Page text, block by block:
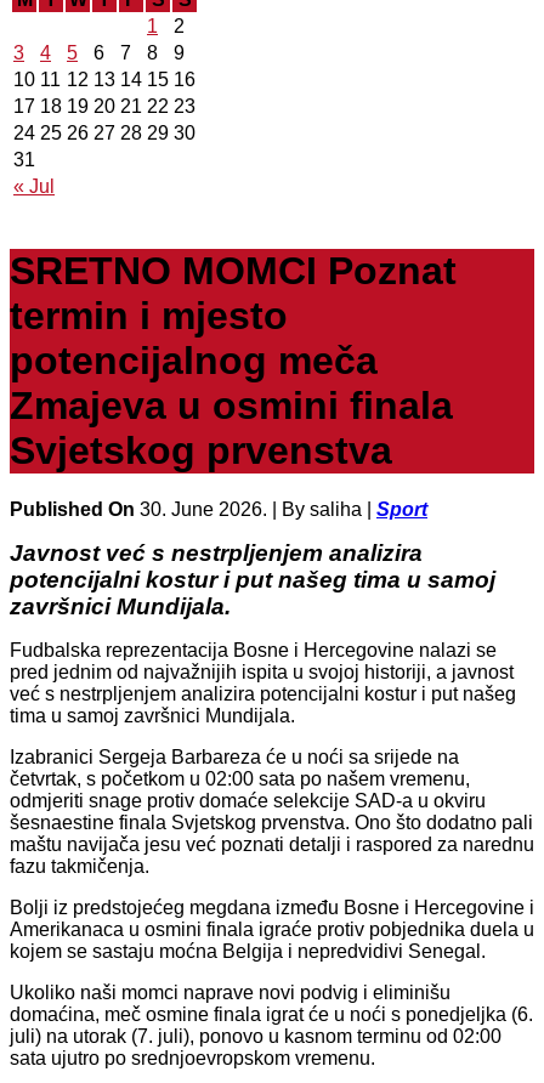
« Jul
1
2
3
4 5 6 7 8
9
10 11 12 13 14 15 16
17 18 19 20 21 22 23
24 25 26 27 28 29 30
31
SRETNO MOMCI Poznat
termin i mjesto
potencijalnog meča
Zmajeva u osmini finala
Svjetskog prvenstva
Published On 30. June 2026. | By saliha | Sport
Javnost već s nestrpljenjem analizira
potencijalni kostur i put našeg tima u samoj
završnici Mundijala.
Fudbalska reprezentacija Bosne i Hercegovine nalazi se
pred jednim od najvažnijih ispita u svojoj historiji, a javnost
već s nestrpljenjem analizira potencijalni kostur i put našeg
tima u samoj završnici Mundijala.
Izabranici Sergeja Barbareza će u noći sa srijede na
četvrtak, s početkom u 02:00 sata po našem vremenu,
odmjeriti snage protiv domaće selekcije SAD-a u okviru
šesnaestine finala Svjetskog prvenstva. Ono što dodatno pali
maštu navijača jesu već poznati detalji i raspored za narednu
fazu takmičenja.
Bolji iz predstojećeg megdana između Bosne i Hercegovine i
Amerikanaca u osmini finala igraće protiv pobjednika duela u
kojem se sastaju moćna Belgija i nepredvidivi Senegal.
Ukoliko naši momci naprave novi podvig i eliminišu
domaćina, meč osmine finala igrat će u noći s ponedjeljka (6.
juli) na utorak (7. juli), ponovo u kasnom terminu od 02:00
sata ujutro po srednjoevropskom vremenu.